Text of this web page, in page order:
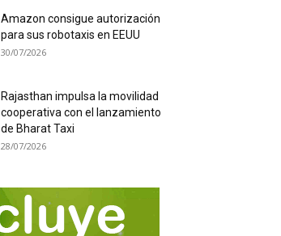
Amazon consigue autorización
para sus robotaxis en EEUU
30/07/2026
Rajasthan impulsa la movilidad
cooperativa con el lanzamiento
de Bharat Taxi
28/07/2026